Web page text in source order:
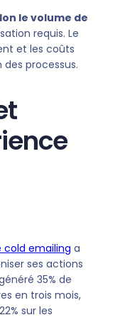
le volume de
requis. Le
et les coûts
des processus.
emailing a
ses actions
35% de
en trois mois,
sur les